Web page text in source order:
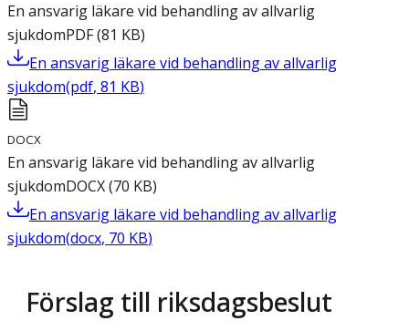
En ansvarig läkare vid behandling av allvarlig
sjukdomPDF(81 KB)
En ansvarig läkare vid behandling av allvarlig
sjukdom(pdf, 81 KB)
DOCX
En ansvarig läkare vid behandling av allvarlig
sjukdomDOCX(70 KB)
En ansvarig läkare vid behandling av allvarlig
sjukdom(docx, 70 KB)
Förslag till riksdagsbeslut